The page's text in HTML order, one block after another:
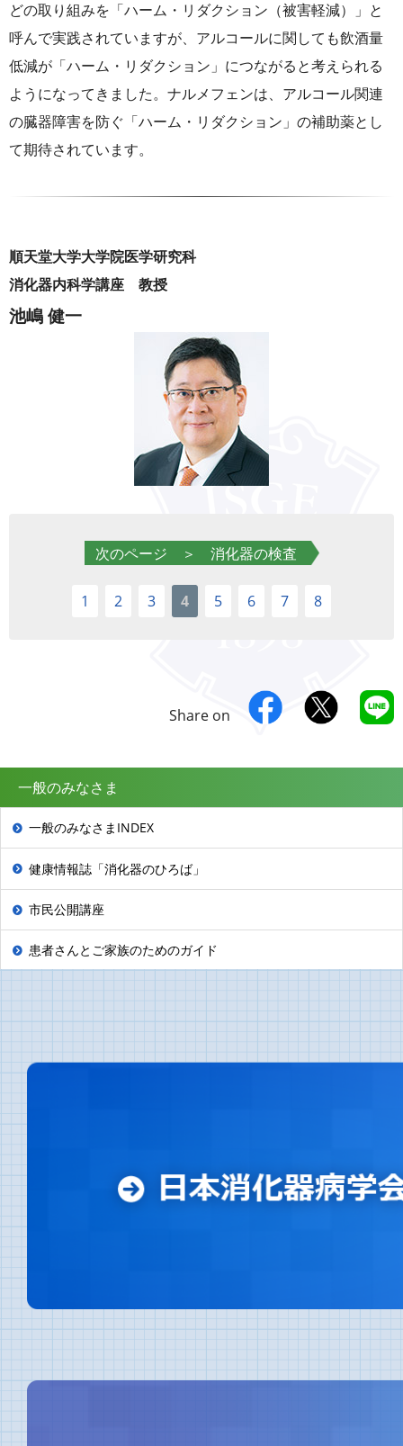
どの取り組みを「ハーム・リダクション（被害軽減）」と
呼んで実践されていますが、アルコールに関しても飲酒量
低減が「ハーム・リダクション」につながると考えられる
ようになってきました。ナルメフェンは、アルコール関連
の臓器障害を防ぐ「ハーム・リダクション」の補助薬とし
て期待されています。
順天堂大学大学院医学研究科
消化器内科学講座 教授
池嶋 健一
次のページ ＞ 消化器の検査
1 2 3 4 5 6 7 8
Share on
一般のみなさま
一般のみなさまINDEX
健康情報誌「消化器のひろば」
市民公開講座
患者さんとご家族のためのガイド